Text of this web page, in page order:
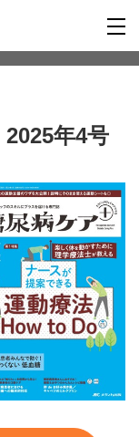
年4号